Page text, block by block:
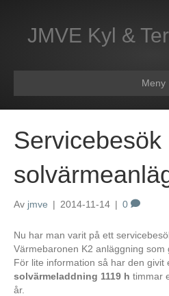
JMVE Kyl &
Meny
Servicebesök
Av jmve | 2014-11-14 | 0
Nu har man varit på ett
Värmebaronen K2 anläggning som
För lite information så har den givit
solvärmeladdning 1119 h timmar
år.